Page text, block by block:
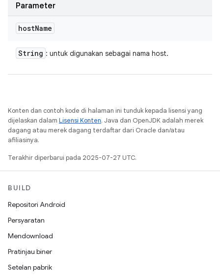
Parameter
hostName
String : untuk digunakan sebagai nama host.
Konten dan contoh kode di halaman ini tunduk kepada lisensi yang
dijelaskan dalam Lisensi Konten. Java dan OpenJDK adalah merek
dagang atau merek dagang terdaftar dari Oracle dan/atau
afiliasinya.
Terakhir diperbarui pada 2025-07-27 UTC.
BUILD
Repositori Android
Persyaratan
Mendownload
Pratinjau biner
Setelan pabrik